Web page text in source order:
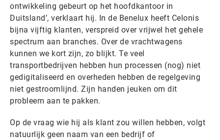
ontwikkeling gebeurt op het hoofdkantoor in
Duitsland’, verklaart hij. In de Benelux heeft Celonis
bijna vijftig klanten, verspreid over vrijwel het gehele
spectrum aan branches. Over de vrachtwagens
kunnen we kort zijn, zo blijkt. Te veel
transportbedrijven hebben hun processen (nog) niet
gedigitaliseerd en overheden hebben de regelgeving
niet gestroomlijnd. Zijn handen jeuken om dit
probleem aan te pakken.
Op de vraag wie hij als klant zou willen hebben, volgt
natuurlijk geen naam van een bedrijf of